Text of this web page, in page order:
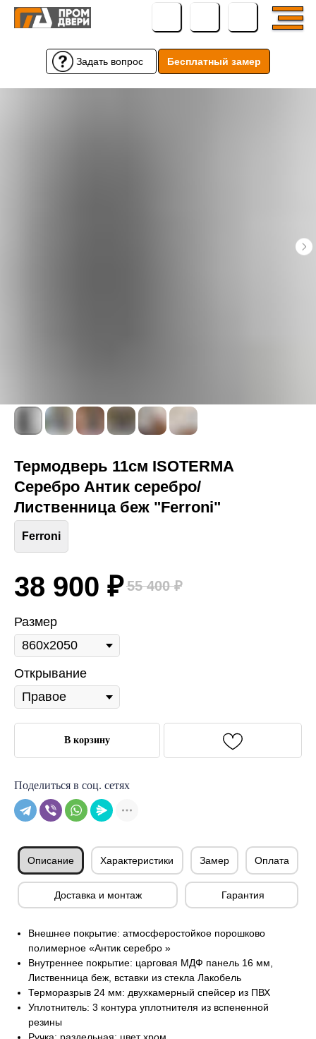
Задать вопрос Бесплатный замер
Задать вопрос
Термодверь 11см ISOTERMA
Серебро Антик серебро/
Лиственница беж "Ferroni"
Ferroni
38 900 ₽ 55 400 ₽
Размер
Открывание
В корзину
Поделиться в соц. сетях
Описание Характеристики Замер Оплата
Доставка и монтаж Гарантия
Внешнее покрытие: атмосферостойкое порошково
полимерное «Антик серебро »
Внутреннее покрытие: царговая МДФ панель 16 мм,
Лиственница беж, вставки из стекла Лакобель
Терморазрыв 24 мм: двухкамерный спейсер из ПВХ
Уплотнитель: 3 контура уплотнителя из вспененной
резины